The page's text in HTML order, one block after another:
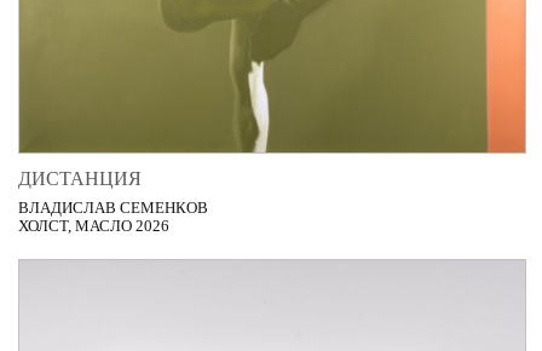
ДИСТАНЦИЯ
ВЛАДИСЛАВ СЕМЕНКОВ
ХОЛСТ, МАСЛО 2026